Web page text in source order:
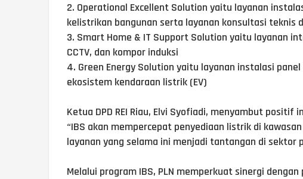
2. Operational Excellent Solution yaitu layanan
kelistrikan bangunan serta layanan konsultasi teknis
3. Smart Home & IT Support Solution yaitu layanan
CCTV, dan kompor induksi
4. Green Energy Solution yaitu layanan instalasi
ekosistem kendaraan listrik (EV)
Ketua DPD REI Riau, Elvi Syofiadi, menyambut positif
“IBS akan mempercepat penyediaan listrik di
layanan yang selama ini menjadi tantangan di sektor
Melalui program IBS, PLN memperkuat sinergi